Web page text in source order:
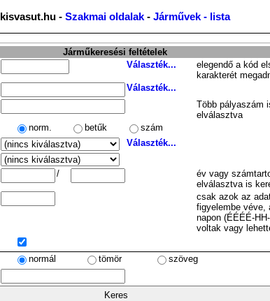
kisvasut.hu - Szakmai oldalak- Járművek - lista
Járműkeresési feltételek
Választék...
elegendő a kód
karakterét
Választék...
Több pályaszám
elválasztva
norm.
betűk
szám
Választék...
/
év vagy
elválasztva is
csak azok az
figyelembe véve,
napon (ÉÉÉÉ-
voltak vagy
normál tömör
szöveg